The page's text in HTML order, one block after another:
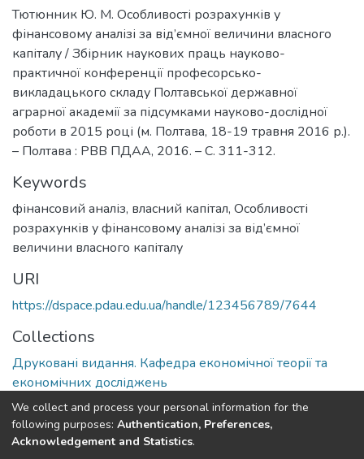
Тютюнник Ю. М. Особливості розрахунків у
фінансовому аналізі за від’ємної величини власного
капіталу / Збірник наукових праць науково-
практичної конференції професорсько-
викладацького складу Полтавської державної
аграрної академії за підсумками науково-дослідної
роботи в 2015 році (м. Полтава, 18-19 травня 2016 р.).
– Полтава : РВВ ПДАА, 2016. – С. 311-312.
Keywords
фінансовий аналіз, власний капітал, Особливості
розрахунків у фінансовому аналізі за від’ємної
величини власного капіталу
URI
https://dspace.pdau.edu.ua/handle/123456789/7644
Collections
Друковані видання. Кафедра економічної теорії та
економічних досліджень
Full item page
We collect and process your personal information for the
following purposes: Authentication, Preferences,
Acknowledgement and Statistics.